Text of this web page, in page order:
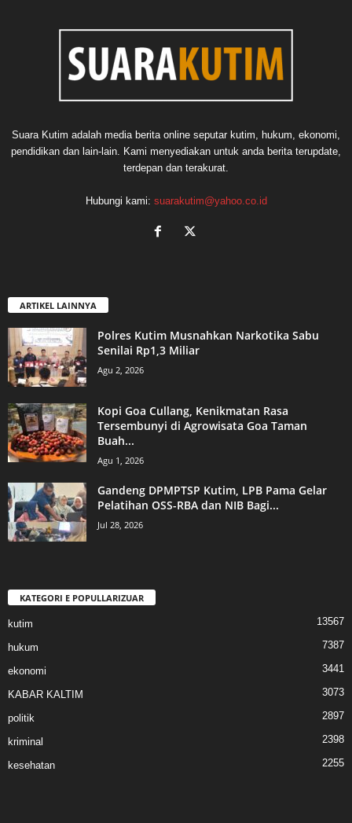
Suara Kutim adalah media berita online seputar kutim, hukum, ekonomi,
pendidikan dan lain-lain. Kami menyediakan untuk anda berita terupdate,
terdepan dan terakurat.
Hubungi kami: suarakutim@yahoo.co.id
ARTIKEL LAINNYA
Polres Kutim Musnahkan Narkotika Sabu
Senilai Rp1,3 Miliar
Agu 2, 2026
Kopi Goa Cullang, Kenikmatan Rasa
Tersembunyi di Agrowisata Goa Taman
Buah...
Agu 1, 2026
Gandeng DPMPTSP Kutim, LPB Pama Gelar
Pelatihan OSS-RBA dan NIB Bagi...
Jul 28, 2026
KATEGORI E POPULLARIZUAR
kutim 13567
hukum 7387
ekonomi 3441
KABAR KALTIM 3073
politik 2897
kriminal 2398
kesehatan 2255